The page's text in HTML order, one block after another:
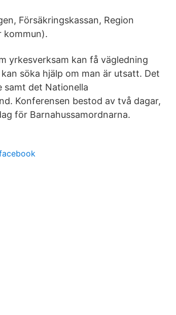
Försäkringskassan, Region
kommun).
yrkesverksam kan få vägledning
söka hjälp om man är utsatt. Det
samt det Nationella
Konferensen bestod av två dagar,
för Barnahussamordnarna.